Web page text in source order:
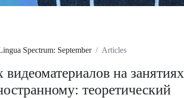
Spectrum: September Articles
на занятиях
теоретический